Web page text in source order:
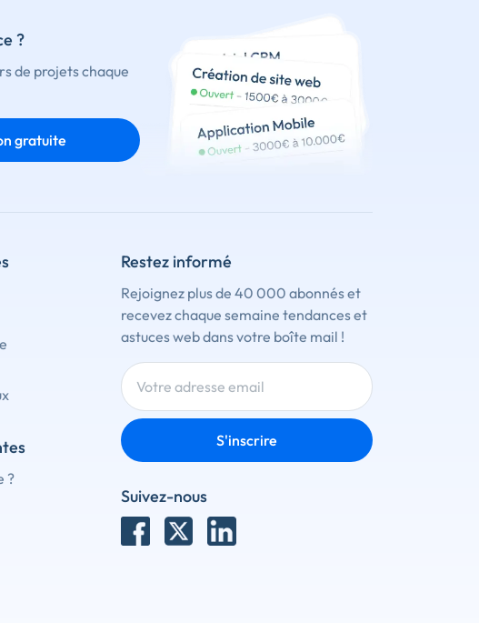
?
de projets chaque
gratuite
?
Restez informé
Rejoignez plus de 40 000 abonnés et
recevez chaque semaine tendances et
astuces web dans votre boîte mail !
S'inscrire
Suivez-nous